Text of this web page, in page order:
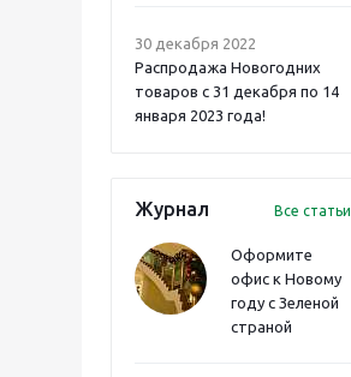
30 декабря 2022
Распродажа Новогодних
товаров с 31 декабря по 14
января 2023 года!
Журнал Все статьи
Оформите
офис к Новому
году с Зеленой
страной